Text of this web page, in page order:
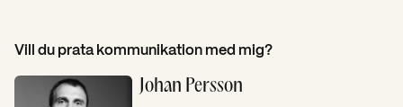
Vill du prata kommunikation med mig?
Johan Persson